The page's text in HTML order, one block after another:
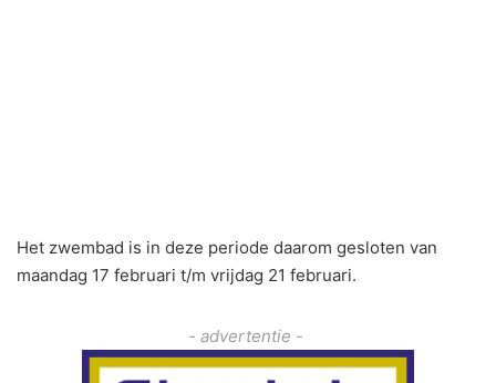
Het zwembad is in deze periode daarom gesloten van
maandag 17 februari t/m vrijdag 21 februari.
- advertentie -